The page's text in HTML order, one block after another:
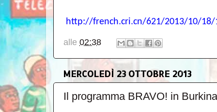
http://french.cri.cn/621/2013/10/18/
alle 02:38
MERCOLEDÌ 23 OTTOBRE 2013
Il programma BRAVO! in